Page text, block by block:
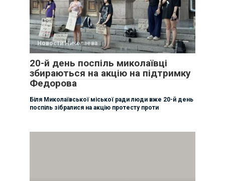
Новости Николаева
20-й день поспіль миколаївці
збираються на акцію на підтримку
Федорова
Біля Миколаївської міської ради люди вже 20-й день
поспіль зібралися на акцію протесту проти